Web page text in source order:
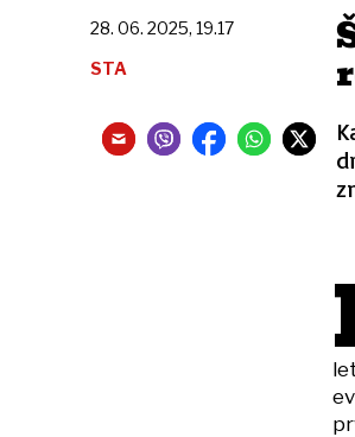
28. 06. 2025, 19.17
STA